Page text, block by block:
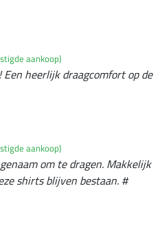
aankoop)
heerlijk draagcomfort op de
aankoop)
om te dragen. Makkelijk
shirts blijven bestaan. #